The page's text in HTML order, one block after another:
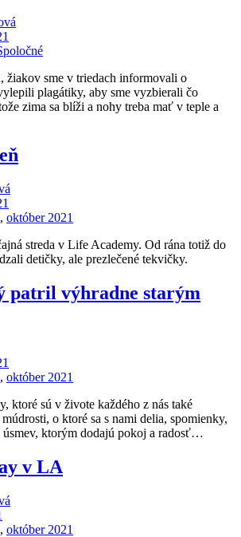
žiakov sme v triedach informovali o
plagátiky, aby sme vyzbierali čo
zima sa blíži a nohy treba mať v teple a
, október 2021
streda v Life Academy. Od rána totiž do
detičky, ale prezlečené tekvičky.
patril výhradne starým
, október 2021
ktoré sú v živote každého z nás také
o ktoré sa s nami delia, spomienky,
ktorým dodajú pokoj a radosť…
v LA
, október 2021